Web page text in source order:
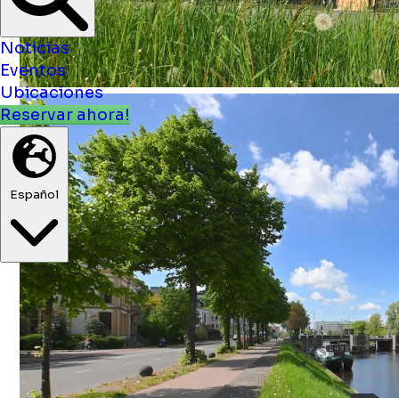
Noticias
Eventos
Ubicaciones
Reservar ahora!
Español